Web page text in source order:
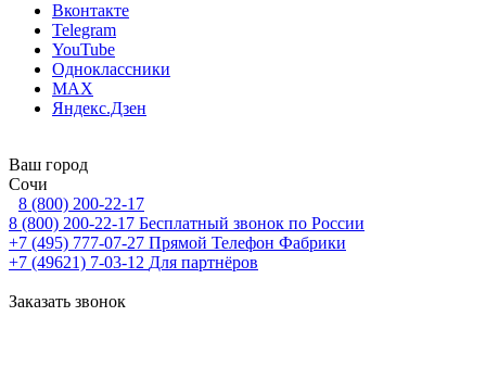
Вконтакте
Telegram
YouTube
Одноклассники
MAX
Яндекс.Дзен
Ваш город
Сочи
8 (800) 200-22-17
8 (800) 200-22-17 Бесплатный звонок по России
+7 (495) 777-07-27 Прямой Телефон Фабрики
+7 (49621) 7-03-12 Для партнёров
Заказать звонок